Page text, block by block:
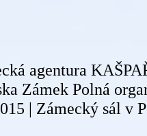
agentura
Zámek Polná
| Zámecký sál v